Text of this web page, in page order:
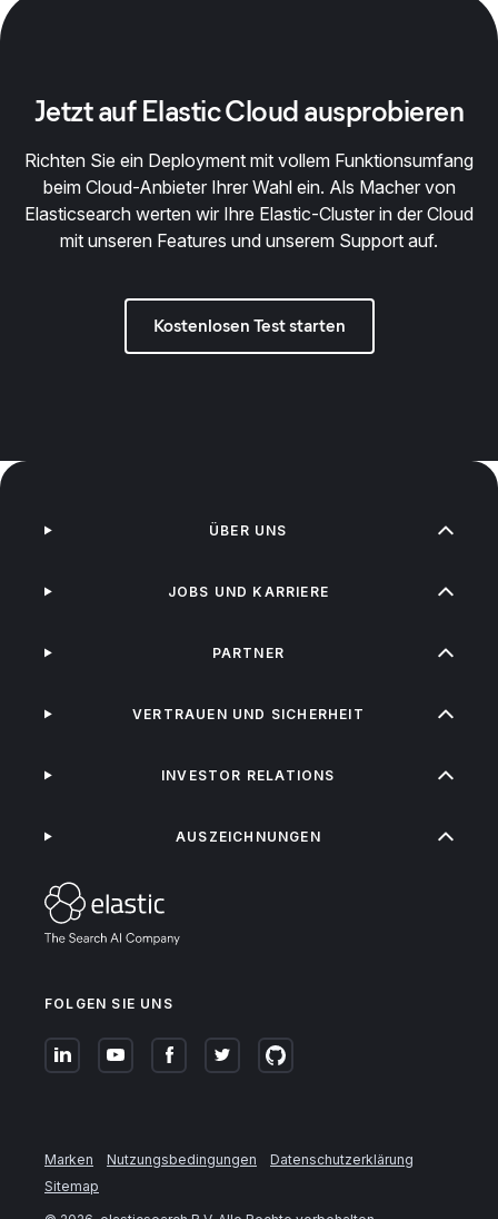
Jetzt auf Elastic Cloud ausprobieren
Richten Sie ein Deployment mit vollem Funktionsumfang
beim Cloud-Anbieter Ihrer Wahl ein. Als Macher von
Elasticsearch werten wir Ihre Elastic-Cluster in der Cloud
mit unseren Features und unserem Support auf.
Kostenlosen Test starten
FOLGEN SIE UNS
ÜBER UNS
JOBS UND KARRIERE
PARTNER
VERTRAUEN UND SICHERHEIT
INVESTOR RELATIONS
AUSZEICHNUNGEN
Marken Nutzungsbedingungen
Datenschutzerklärung
Sitemap